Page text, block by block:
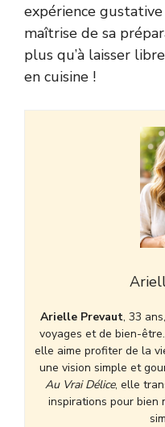
expérience
maîtrise de sa
plus qu’à laisser
en cuisine !
Arielle Prevaut, 33
voyages et de bien-
elle aime profiter de la
une vision simple et
Au Vrai Délice, elle
inspirations pour bien